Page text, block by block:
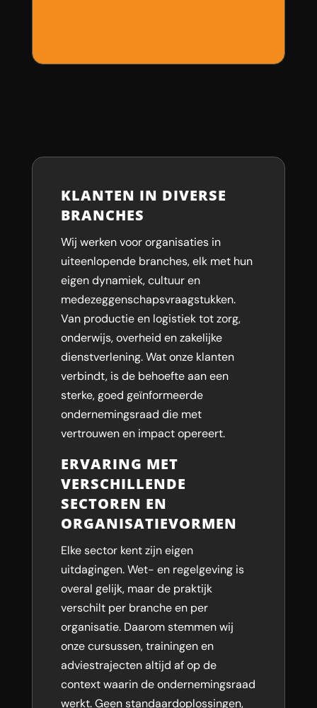
KLANTEN IN DIVERSE
BRANCHES
Wij werken voor organisaties in
uiteenlopende branches, elk met hun
eigen dynamiek, cultuur en
medezeggenschapsvraagstukken.
Van productie en logistiek tot zorg,
onderwijs, overheid en zakelijke
dienstverlening. Wat onze klanten
verbindt, is de behoefte aan een
sterke, goed geïnformeerde
ondernemingsraad die met
vertrouwen en impact opereert.
ERVARING MET
VERSCHILLENDE
SECTOREN EN
ORGANISATIEVORMEN
Elke sector kent zijn eigen
uitdagingen. Wet- en regelgeving is
overal gelijk, maar de praktijk
verschilt per branche en per
organisatie. Daarom stemmen wij
onze cursussen, trainingen en
adviestrajecten altijd af op de
context waarin de ondernemingsraad
werkt. Geen standaardoplossingen,